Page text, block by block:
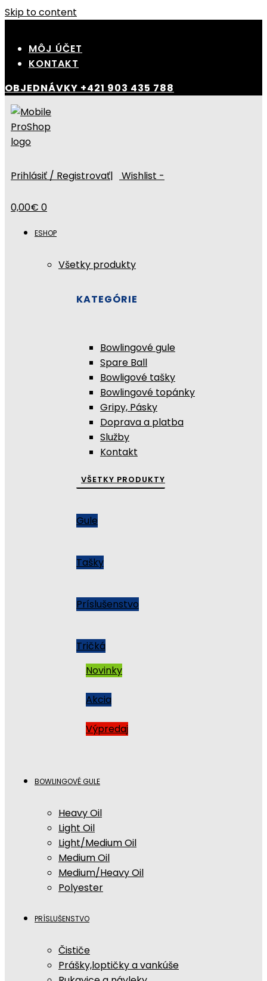
Skip to content
MÔJ ÚČET
KONTAKT
OBJEDNÁVKY +421 903 435 788
Prihlásiť / Registrovať| Wishlist -
0,00€ 0
ESHOP
Všetky produkty
KATEGÓRIE
Bowlingové gule
Spare Ball
Bowligové tašky
Bowlingové topánky
Gripy, Pásky
Doprava a platba
Služby
Kontakt
VŠETKY PRODUKTY
Gule
Tašky
Príslušenstvo
Tričká
Novinky
Akcia
Výpredaj
BOWLINGOVÉ GULE
Heavy Oil
Light Oil
Light/Medium Oil
Medium Oil
Medium/Heavy Oil
Polyester
PRÍSLUŠENSTVO
Čističe
Prášky,loptičky a vankúše